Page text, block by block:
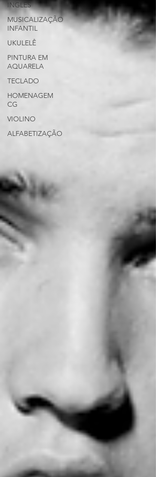
INGLÊS
MUSICALIZAÇÃO
INFANTIL
UKULELÊ
PINTURA EM
AQUARELA
TECLADO
HOMENAGEM
CG
VIOLINO
ALFABETIZAÇÃO